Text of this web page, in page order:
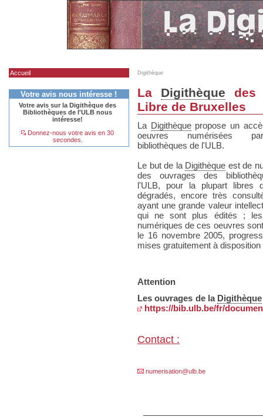
Accueil
Votre avis nous intéresse !
Votre avis sur la Digithèque des
Bibliothèques de l'ULB nous
intéresse!
Donnez-nous votre avis en 30
secondes.
Digithèque
La Digithèque des
Libre de Bruxelles
La Digithèquepropose un
oeuvres numérisées
bibliothèques de l'ULB.
Le but de la Digithèque est de
des ouvrages des
l'ULB, pour la plupart libres
dégradés, encore très
ayant une grande valeur
qui ne sont plus édités ;
numériques de ces oeuvres
le 16 novembre 2005,
mises gratuitement à
Attention
Les ouvrages de la Digithèque
https://bib.ulb.be/fr/
Contact :
numerisation@ulb.be